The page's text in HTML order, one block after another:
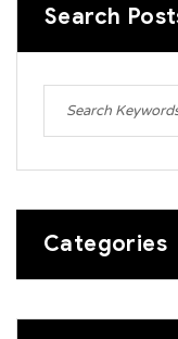
Search
Categories